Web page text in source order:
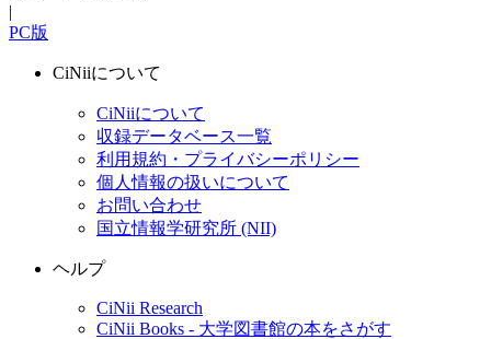
|
PC版
CiNiiについて
CiNiiについて
収録データベース一覧
利用規約・プライバシーポリシー
個人情報の扱いについて
お問い合わせ
国立情報学研究所 (NII)
ヘルプ
CiNii Research
CiNii Books - 大学図書館の本をさがす